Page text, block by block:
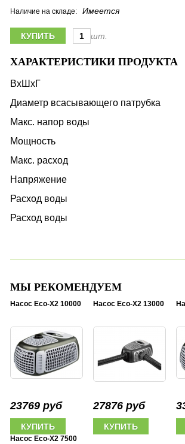
Наличие на складе: Имеется
шт.
ХАРАКТЕРИСТИКИ ПРОДУКТА
ВхШхГ
Диаметр всасывающего патрубка
Макс. напор воды
Мощность
Макс. расход
Напряжение
Расход воды
Расход воды
МЫ РЕКОМЕНДУЕМ
Насос Eco-X2 10000
23769 руб
Насос Eco-X2 13000
27876 руб
Насос Eco-X2 7500